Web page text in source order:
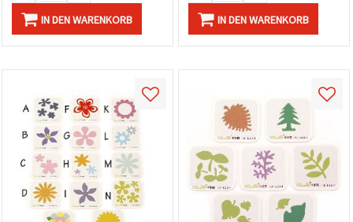
IN DEN WARENKORB IN DEN WARENKORB